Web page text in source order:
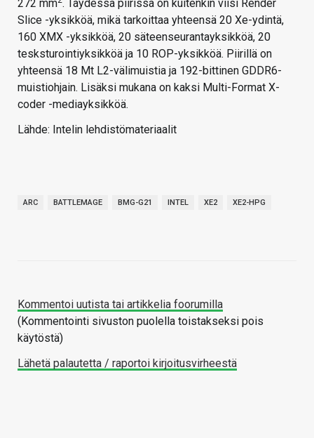
272 mm . Täydessä piirissä on kuitenkin viisi Render
Slice -yksikköä, mikä tarkoittaa yhteensä 20 Xe-ydintä,
160 XMX -yksikköä, 20 säteenseurantayksikköä, 20
tesksturointiyksikköä ja 10 ROP-yksikköä. Piirillä on
yhteensä 18 Mt L2-välimuistia ja 192-bittinen GDDR6-
muistiohjain. Lisäksi mukana on kaksi Multi-Format X-
coder -mediayksikköä.
Lähde: Intelin lehdistömateriaalit
ARC BATTLEMAGE BMG-G21 INTEL XE2 XE2-HPG
Kommentoi uutista tai artikkelia foorumilla
(Kommentointi sivuston puolella toistakseksi pois
käytöstä)
Lähetä palautetta / raportoi kirjoitusvirheestä